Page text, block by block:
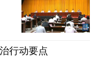
行动要点